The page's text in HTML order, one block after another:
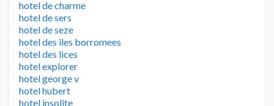
hotel de charme
hotel de sers
hotel de seze
hotel des iles borromees
hotel des lices
hotel explorer
hotel george v
hotel hubert
hotel insolite